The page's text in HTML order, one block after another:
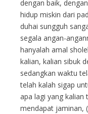
dengan baik,
hidup miskin dari
duhai sungguh
segala angan-
hanyalah amal
kalian, kalian sibuk
sedangkan waktu
telah kalah sigap
apa lagi yang kalian
mendapat jaminan,